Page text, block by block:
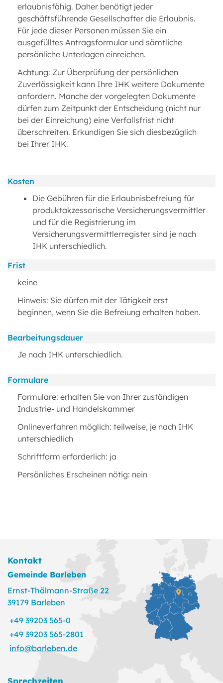
erlaubnisfähig. Daher benötigt jeder
geschäftsführende Gesellschafter die Erlaubnis.
Für jede dieser Personen müssen Sie ein
ausgefülltes Antragsformular und sämtliche
persönliche Unterlagen einreichen.
Achtung: Zur Überprüfung der persönlichen
Zuverlässigkeit kann Ihre IHK weitere Dokumente
anfordern. Manche der vorgelegten Dokumente
dürfen zum Zeitpunkt der Entscheidung (nicht nur
bei der Einreichung) eine Verfallsfrist nicht
überschreiten. Erkundigen Sie sich diesbezüglich
bei Ihrer IHK.
Kosten
Die Gebühren für die Erlaubnisbefreiung für
produktakzessorische Versicherungsvermittler
und für die Registrierung im
Versicherungsvermittlerregister sind je nach
IHK unterschiedlich.
Frist
keine
Hinweis: Sie dürfen mit der Tätigkeit erst
beginnen, wenn Sie die Befreiung erhalten haben.
Bearbeitungsdauer
Je nach IHK unterschiedlich.
Formulare
Formulare: erhalten Sie von Ihrer zuständigen
Industrie- und Handelskammer
Onlineverfahren möglich: teilweise, je nach IHK
unterschiedlich
Schriftform erforderlich: ja
Persönliches Erscheinen nötig: nein
Kontakt
Gemeinde Barleben
Ernst-Thälmann-Straße 22
39179 Barleben
+49 39203 565-0
+49 39203 565-2801
info@barleben.de
Sprechzeiten